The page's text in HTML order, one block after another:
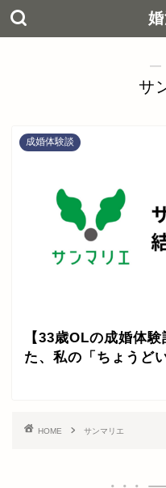
―
サ
成婚体験談
【33歳OLの成婚体
た、私の「ちょうど
HOME サンマリエ